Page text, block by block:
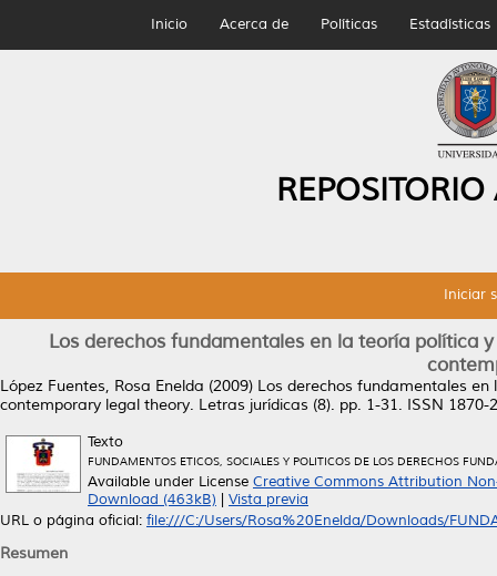
Inicio Acerca de Políticas Estadísticas
Iniciar
Los derechos fundamentales en la teoría política
López Fuentes, Rosa Enelda (2009) Los derechos fundamentales
contemporary legal theory. Letras jurídicas (8). pp. 1-31. ISSN 1870-
Texto
FUNDAMENTOS ETICOS, SOCIALES Y POLITICOS DE LOS DERECHOS
Available under License Creative Commons Attribution
Download (463kB)
Vista previa
URL o página oficial: file:///C:/Users/Rosa%20Enelda/Downloads/
Resumen